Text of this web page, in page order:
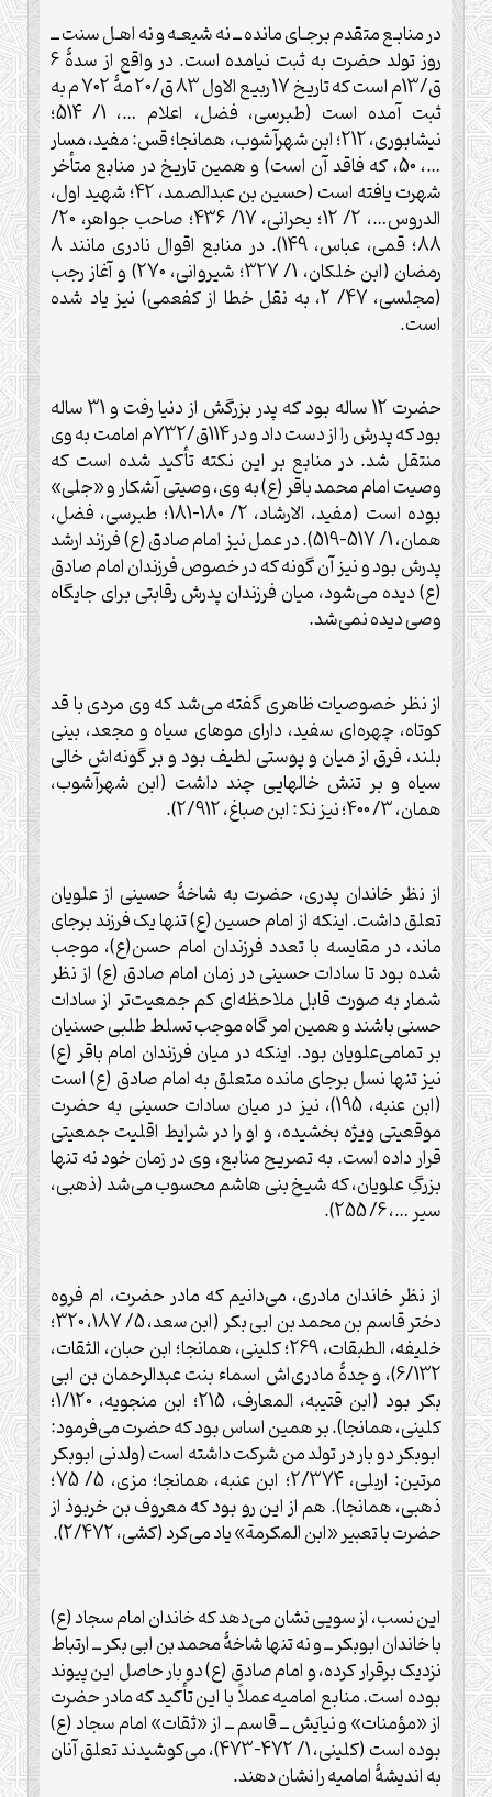
در منابـع متقدم برجـای مانده ــ نه شيعـه و نه اهـل سنت ــ
روز تولد حضرت به ثبت نيامده است. در واقع از سدۀ 6
ق/13م است که تاريخ 17 ربيع الاول 83 ق/20 مۀ 702 م به
ثبت آمده است (طبرسی، فضل، اعلام …، 1/ 514؛
نیشابوری، 212؛ ابن شهرآشوب، همانجا؛ قس: مفيد، مسار
…، 50، که فاقد آن است) و همين تاريخ در منابع متأخر
شهرت يافته است (حسين بن عبدالصمد، 42؛ شهيد اول،
الدروس…، 2/ 12؛ بحرانی، 17/ 436؛ صاحب جواهر، 20/
88؛ قمی، عباس، 149). در منابع اقوال نادری مانند 8
رمضان (ابن خلکان، 1/ 327؛ شيروانی، 270) و آغاز رجب
(مجلسی، 47/ 2، به نقل خطا از کفعمی) نيز ياد شده
است.
حضرت 12 ساله بود که پدر بزرگش از دنيا رفت و 31 ساله
بود که پدرش را از دست داد و در 114ق/732م امامت به وی
منتقل شد. در منابع بر اين نکته تأکيد شده است که
وصيت امام محمد باقر (ع) به وی، وصيتی آشکار و «جلی»
بوده است (مفيد، الارشاد، 2/ 180-181؛ طبرسی، فضل،
همان، 1/ 517-519). در عمل نيز امام صادق (ع) فرزند ارشد
پدرش بود و نيز آن گونه که در خصوص فرزندان امام صادق
(ع) ديده می‌شود، ميان فرزندان پدرش رقابتی برای جايگاه
وصی ديده نمی‌شد.
از نظر خصوصيات ظاهری گفته می‌شد که وی مردی با قد
کوتاه، چهره‌ای سفيد، دارای موهای سياه و مجعد، بينی
بلند، فرق از ميان و پوستی لطيف بود و بر گونه‌اش خالی
سياه و بر تنش خالهايی چند داشت (ابن شهرآشوب،
همان، 3/ 400؛ نيز نک‍ : ابن صباغ، 2/912).
از نظر خاندان پدری، حضرت به شاخۀ حسينی از علويان
تعلق داشت. اينکه از امام حسين (ع) تنها يک فرزند برجای
ماند، در مقايسه با تعدد فرزندان امام حسن(ع)، موجب
شده بود تا سادات حسينی در زمان امام صادق (ع) از نظر
شمار به صورت قابل ملاحظه‌ای کم جمعيت‌تر از سادات
حسنی باشند و همين امر گاه موجب تسلط طلبی حسنيان
بر تمامی‌علويان بود. اينکه در ميان فرزندان امام باقر (ع)
نيز تنها نسل برجای مانده متعلق به امام صادق (ع) است
(ابن عنبه، 195)، نيز در ميان سادات حسينی به حضرت
موقعيتی ويژه بخشيده، و او را در شرايط اقليت جمعيتی
قرار داده است. به تصريح منابع، وی در زمان خود نه تنها
بزرگِ علويان، که شيخ بنی هاشم محسوب می‌شد (ذهبی،
سير …، 6/ 255).
از نظر خاندان مادری، می‌دانيم که مادر حضرت، ام فروه
دختر قاسم بن محمد بن ابی بکر (ابن سعد، 5/ 187، 320؛
خليفه، الطبقات، 269؛ کلينی، همانجا؛ ابن حبان، الثقات،
6/132)، و جدۀ مادری‌‌اش اسماء بنت عبدالرحمان بن ابی
بکر بود (ابن قتيبه، المعارف، 215؛ ابن منجويه، 1/120؛
کلينی، همانجا). بر همين اساس بود که حضرت می‌فرمود:
ابوبکر دو بار در تولد من شرکت داشته است (ولدنی ابوبکر
مرتين: اربلی، 2/374؛ ابن عنبه، همانجا؛ مزی، 5/ 75؛
ذهبی، همانجا). هم از اين رو بود که معروف بن خربوذ از
حضرت با تعبير «ابن المکرمة» ياد می‌کرد (کشی، 2/472).
اين نسب، از سويی نشان می‌دهد که خاندان امام سجاد (ع)
با خاندان ابوبکر ــ و نه تنها شاخۀ محمد بن ابی بکر ــ ارتباط
نزديک برقرار کرده، و امام صادق (ع) دو بار حاصل اين پيوند
بوده است. منابع اماميه عملاً با اين تأکيد که مادر حضرت
از «مؤمنات» و نيايَش ــ قاسم ــ از «ثقات» امام سجاد (ع)
بوده است (کلينی، 1/ 472-473)، می‌کوشیدند تعلق آنان
به انديشۀ اماميه را نشان دهند.